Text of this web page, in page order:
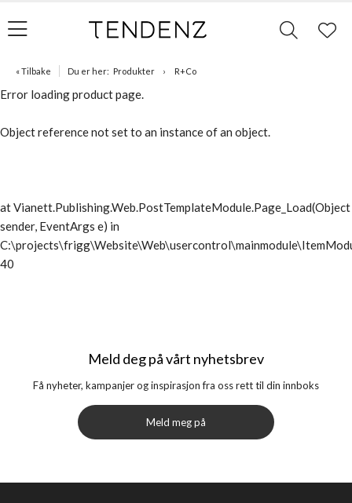
« Tilbake Du er her: Produkter R+Co
Error loading product page.
Object reference not set to an instance of an object.
at Vianett.Publishing.Web.PostTemplateModule.Page_Load(Object
sender, EventArgs e) in
40
Meld deg på vårt nyhetsbrev
Få nyheter, kampanjer og inspirasjon fra oss rett til din innboks
Meld meg på